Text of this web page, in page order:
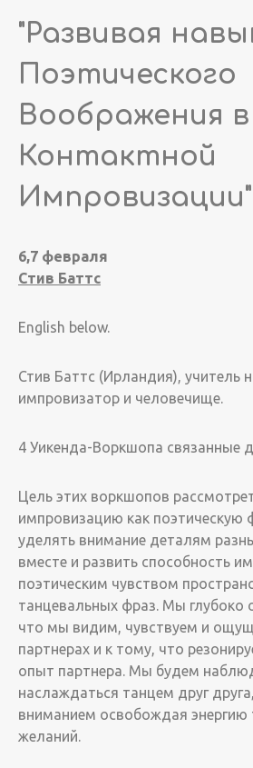
"Развивая
Поэтического
Воображения в
Контактной
Импровизации"
6,7 февраля
Стив Баттс
English below.
Стив Баттс (Ирландия), учитель
импровизатор и человечище.
4 Уикенда-Воркшопа связанные
Цель этих воркшопов
импровизацию как поэтическую
уделять внимание деталям
вместе и развить способность
поэтическим чувством
танцевальных фраз. Мы глубоко
что мы видим, чувствуем и
партнерах и к тому, что
опыт партнера. Мы будем
наслаждаться танцем друг
вниманием освобождая энергию
желаний.